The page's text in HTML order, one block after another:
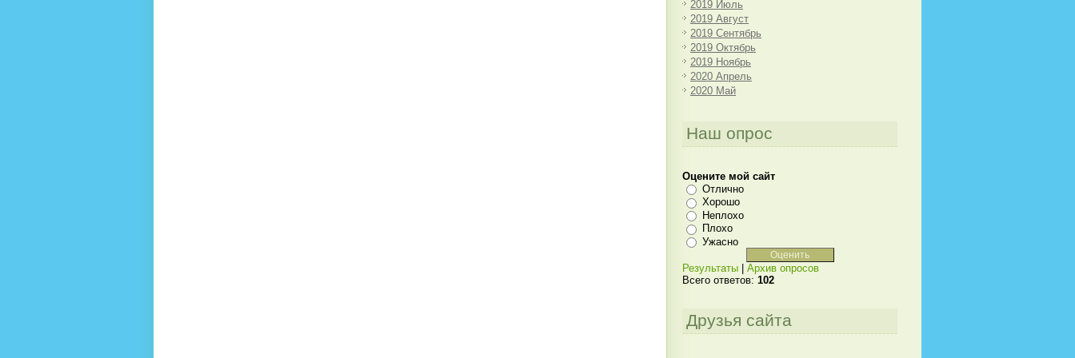
2019 Июль
2019 Август
2019 Сентябрь
2019 Октябрь
2019 Ноябрь
2020 Апрель
2020 Май
Наш опрос
Оцените мой сайт
Отлично
Хорошо
Неплохо
Плохо
Ужасно
Результаты
Архив опросов
Всего ответов: 102
Друзья сайта